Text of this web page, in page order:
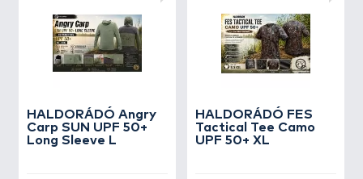
HALDORÁDÓ Angry
Carp SUN UPF 50+
Long Sleeve L
HALDORÁDÓ FES
Tactical Tee Camo
UPF 50+ XL